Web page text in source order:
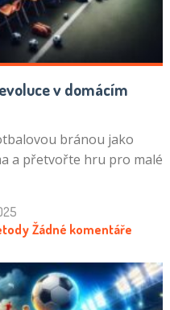
v domácím
bránou jako
a přetvořte hru pro malé
Žádné komentáře